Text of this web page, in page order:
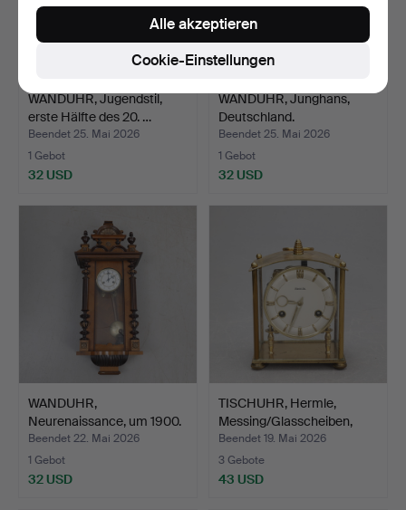
WANDUHR, Jugendstil,
erste Hälfte des 20. …
Beendet 25. Mai 2026
1 Gebot
32 USD
WANDUHR, Junghans,
Deutschland.
Beendet 25. Mai 2026
1 Gebot
32 USD
WANDUHR,
Neurenaissance, um 1900.
Beendet 22. Mai 2026
1 Gebot
32 USD
TISCHUHR, Hermle,
Messing/Glasscheiben,
De…
Beendet 19. Mai 2026
3 Gebote
43 USD
Cookie-Einstellungen
Alle akzeptieren